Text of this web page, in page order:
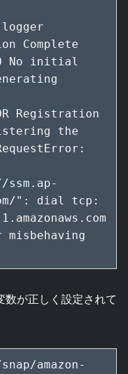
Complete
No initial
Registration
the
": dial tcp:
が正しく設定されて
amazon-